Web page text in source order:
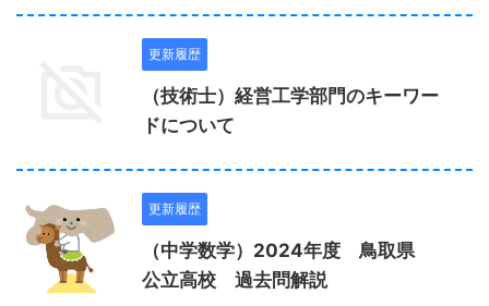
更新履歴
（技術士）経営工学部門のキーワー
ドについて
更新履歴
（中学数学）2024年度 鳥取県
公立高校 過去問解説